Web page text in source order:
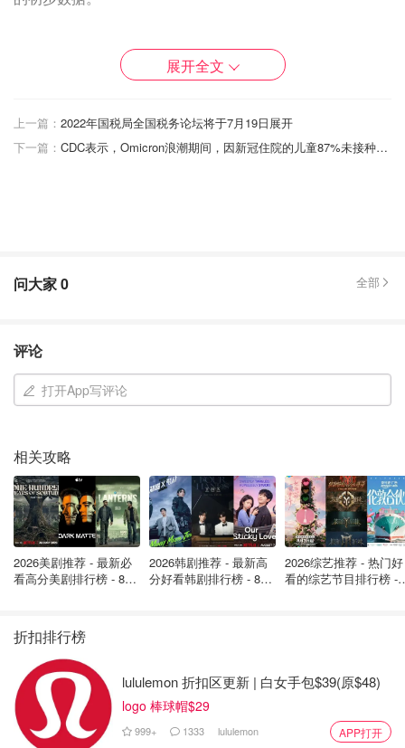
新疫苗针对变异是对抗Covid的正确策略。
询委员会，美国必须在6月之前决定，在秋季出现预期的感
染浪潮之前是否需要针对变异的新版新冠疫苗。然而，一些
的过程，以针对最流行的毒株。
病毒学家Trevor Bedford告诉FDA委员会，新冠病毒的进化
速度比流感快2~10倍，具体取决于用于比较的流感病毒
株。
（来源：
Group | Reading Eagle via Getty Images）
展开全文
上一篇： 2022年国税局全国税务论坛将于7月19日展开
下一篇：
CDC表示，Omicron浪潮期间，因新冠住院的儿童87%未接种疫苗
问大家0 全部
评论
打开App写评论
相关攻略
2026美剧推荐 - 最新必
看高分美剧排行榜 - 8月
2026韩剧推荐 - 最新高
分好看韩剧排行榜 - 8月
2026综艺推荐 - 热门好
看的综艺节目排行榜 -
折扣排行榜
lululemon 折扣区更新 | 白女手包$39(原$48)
logo 棒球帽$29
999+ 1333 lululemon APP打开